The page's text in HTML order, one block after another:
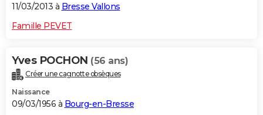
11/03/2013 à Bresse Vallons
Famille PEVET
Yves POCHON (56 ans)
Créer une cagnotte obsèques
Naissance
09/03/1956 à Bourg-en-Bresse